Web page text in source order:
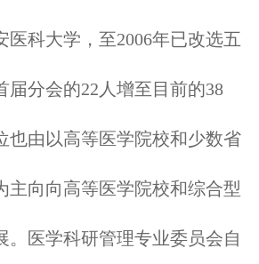
医科大学，至2006年已改选五
届分会的22人增至目前的38
也由以高等医学院校和少数省
主向向高等医学院校和综合型
。医学科研管理专业委员会自